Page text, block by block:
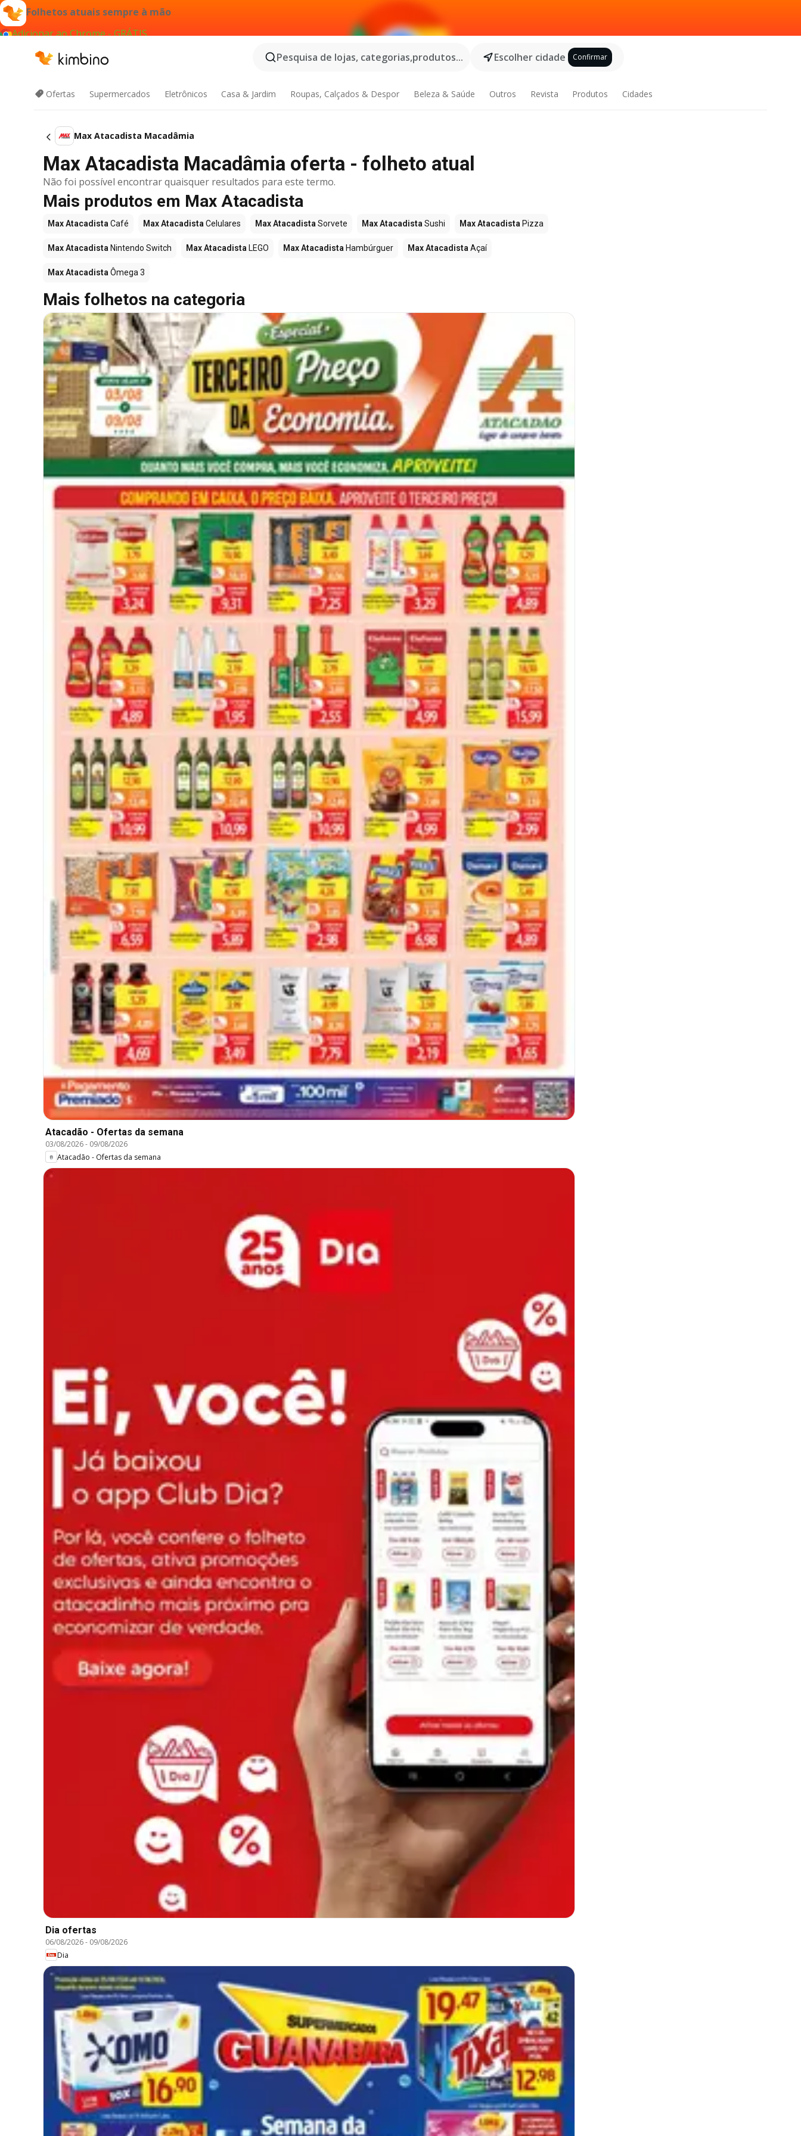
Folhetos atuais sempre à mão
Adicionar ao Chrome - GRÁTIS
Pesquisa de lojas, categorias,produtos...
Escolher cidade Confirmar
Ofertas Supermercados Eletrônicos Casa & Jardim Roupas, Calçados & Despor Beleza & Saúde Outros Revista Produtos Cidades
Max Atacadista Macadâmia
Max Atacadista Macadâmia oferta - folheto atual
Não foi possível encontrar quaisquer resultados para este termo.
Mais produtos em Max Atacadista
Max Atacadista Café Max Atacadista Celulares Max Atacadista Sorvete Max Atacadista Sushi Max Atacadista Pizza
Max Atacadista Nintendo Switch Max Atacadista LEGO Max Atacadista Hambúrguer Max Atacadista Açaí
Max Atacadista Ômega 3
Mais folhetos na categoria
Atacadão - Ofertas da semana
03/08/2026- 09/08/2026
Atacadão - Ofertas da semana
Dia ofertas
06/08/2026- 09/08/2026
Dia